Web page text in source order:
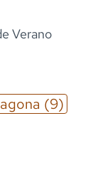
Verano
(9)